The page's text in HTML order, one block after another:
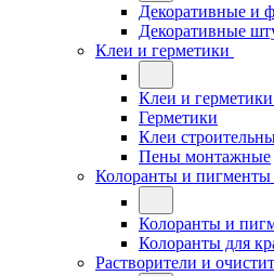
Декоративные и
Декоративные
Клеи и герметики
Клеи и герметики
Герметики
Клеи
Пены монтажные
Колоранты и пигменты
Колоранты и
Колоранты для
Растворители и